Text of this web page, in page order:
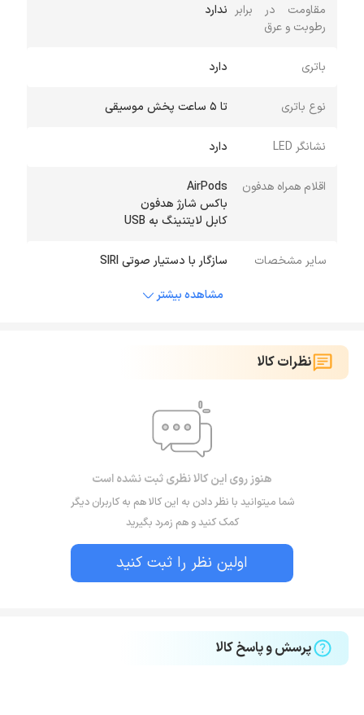
مقاومت در برابر
رطوبت و عرق
ندارد
باتری دارد
نوع باتری تا 5 ساعت پخش موسیقی
نشانگر LED دارد
اقلام همراه هدفون
AirPods
باکس شارژ هدفون
کابل لایتنینگ به USB
سایر مشخصات
سازگار با دستیار صوتی SIRI
مشاهده بیشتر
نظرات کالا
هنوز روی این کالا نظری ثبت نشده است
شما میتوانید با نظر دادن به این کالا هم به کاربران دیگر
کمک کنید و هم زمرد بگیرید
اولین نظر را ثبت کنید
پرسش و پاسخ کالا